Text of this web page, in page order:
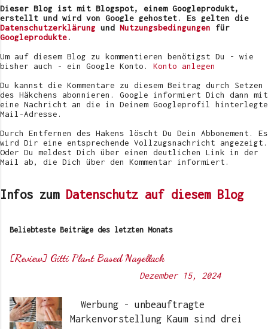
v
e
r
ö
f
e
t
l
i
c
e
n
Dieser Blog ist mit Blogspot, einem Googleprodukt,
erstellt und wird von Google gehostet. Es gelten die
Datenschutzerklärung und Nutzungsbedingungen für
Googleprodukte.
Um auf diesem Blog zu kommentieren benötigst Du - wie
bisher auch - ein Google Konto. Konto anlegen
Du kannst die Kommentare zu diesem Beitrag durch Setzen
des Häkchens abonnieren. Google informiert Dich dann mit
eine Nachricht an die in Deinem Googleprofil hinterlegte
Mail-Adresse.
Durch Entfernen des Hakens löscht Du Dein Abbonement. Es
wird Dir eine entsprechende Vollzugsnachricht angezeigt.
Oder Du meldest Dich über einen deutlichen Link in der
Mail ab, die Dich über den Kommentar informiert.
Infos zum Datenschutz auf diesem Blog
Beliebteste Beiträge des letzten Monats
[Review] Gitti Plant Based Nagellack
Dezember 15, 2024
Werbung - unbeauftragte
Markenvorstellung Kaum sind drei